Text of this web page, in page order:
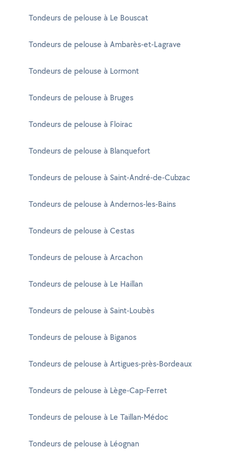
Tondeurs de pelouse à Le Bouscat
Tondeurs de pelouse à Ambarès-et-Lagrave
Tondeurs de pelouse à Lormont
Tondeurs de pelouse à Bruges
Tondeurs de pelouse à Floirac
Tondeurs de pelouse à Blanquefort
Tondeurs de pelouse à Saint-André-de-Cubzac
Tondeurs de pelouse à Andernos-les-Bains
Tondeurs de pelouse à Cestas
Tondeurs de pelouse à Arcachon
Tondeurs de pelouse à Le Haillan
Tondeurs de pelouse à Saint-Loubès
Tondeurs de pelouse à Biganos
Tondeurs de pelouse à Artigues-près-Bordeaux
Tondeurs de pelouse à Lège-Cap-Ferret
Tondeurs de pelouse à Le Taillan-Médoc
Tondeurs de pelouse à Léognan